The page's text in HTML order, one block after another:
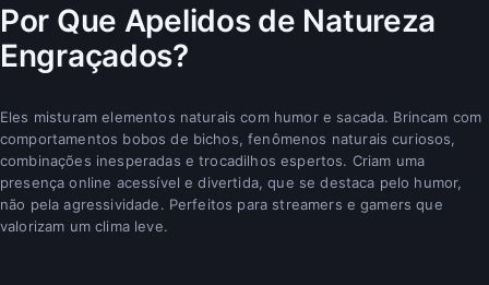
Por Que Apelidos de Natureza
Engraçados?
Eles misturam elementos naturais com humor e sacada. Brincam com
comportamentos bobos de bichos, fenômenos naturais curiosos,
combinações inesperadas e trocadilhos espertos. Criam uma
presença online acessível e divertida, que se destaca pelo humor,
não pela agressividade. Perfeitos para streamers e gamers que
valorizam um clima leve.